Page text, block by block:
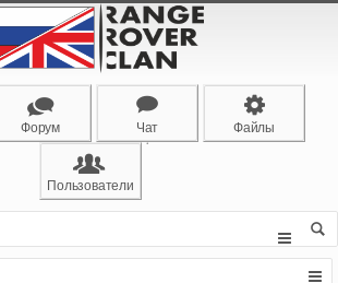
Форум Чат Файлы
Пользователи